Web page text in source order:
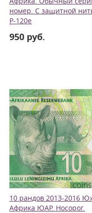
номер. С защитной
Р-120е
950 руб.
10 рандов 2013-2016
Африка ЮАР. Носорог.